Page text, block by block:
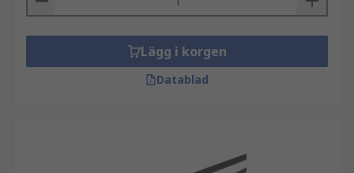
Lägg i korgen
Datablad